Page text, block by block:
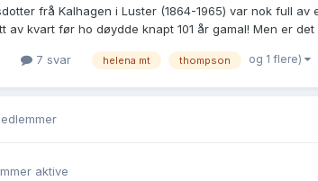
frå Kalhagen i Luster (1864-1965) var nok full
av kvart før ho døydde knapt 101 år gamal! Men er det
7 svar helena mt thompson og 1 flere)
aktive